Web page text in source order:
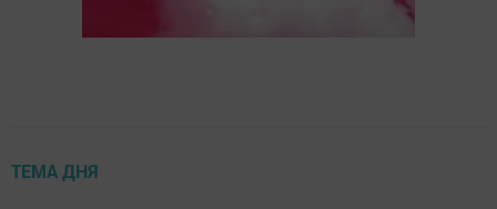
ТЕМА ДНЯ